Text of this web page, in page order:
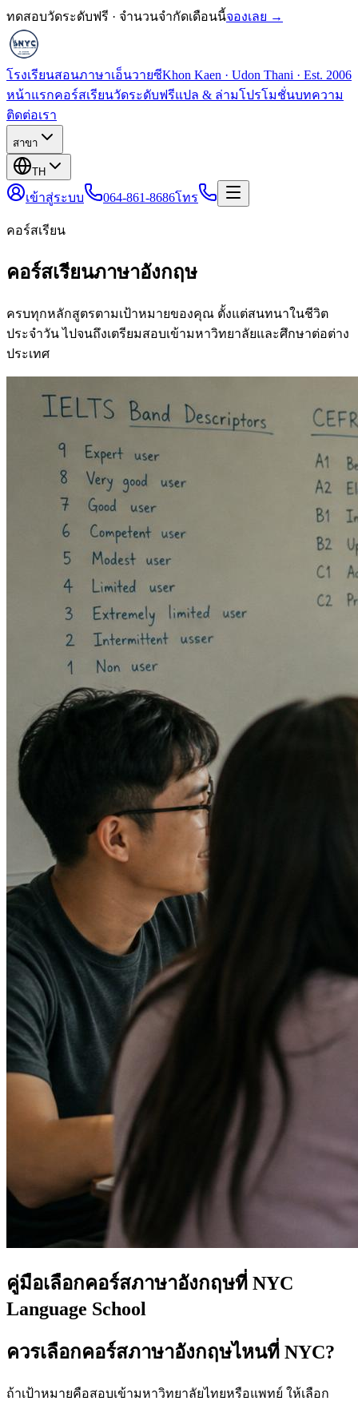
ทดสอบวัดระดับฟรี · จำนวนจำกัดเดือนนี้จองเลย →
โรงเรียนสอนภาษาเอ็นวายซีKhon Kaen · Udon Thani · Est. 2006
หน้าแรกคอร์สเรียนวัดระดับฟรีแปล & ล่ามโปรโมชั่นบทความ
ติดต่อเรา
สาขา
TH
เข้าสู่ระบบ 064-861-8686โทร
คอร์สเรียน
คอร์สเรียนภาษาอังกฤษ
ครบทุกหลักสูตรตามเป้าหมายของคุณ ตั้งแต่สนทนาในชีวิต
ประจำวัน ไปจนถึงเตรียมสอบเข้ามหาวิทยาลัยและศึกษาต่อต่าง
ประเทศ
คู่มือเลือกคอร์สภาษาอังกฤษที่ NYC
Language School
ควรเลือกคอร์สภาษาอังกฤษไหนที่ NYC?
ถ้าเป้าหมายคือสอบเข้ามหาวิทยาลัยไทยหรือแพทย์ ให้เลือก